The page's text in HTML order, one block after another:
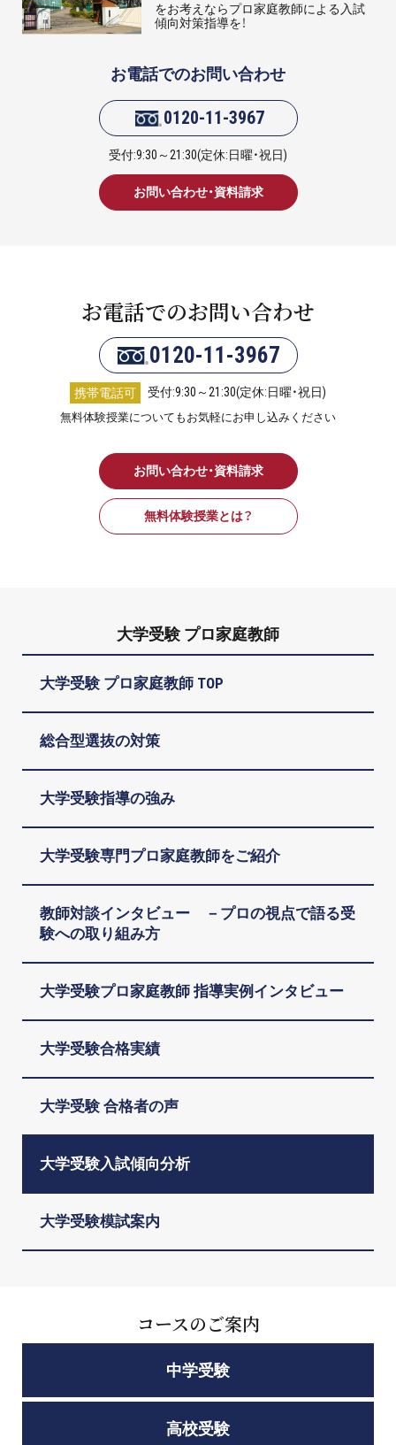
をお考えならプロ家庭教師による入試
傾向対策指導を！
お電話でのお問い合わせ
0120-11-3967
受付:9:30～21:30(定休:日曜・祝日)
お問い合わせ・資料請求
お電話でのお問い合わせ
0120-11-3967
携帯電話可 受付:9:30～21:30(定休:日曜・祝日)
無料体験授業についてもお気軽にお申し込みください
お問い合わせ・資料請求
無料体験授業とは？
大学受験 プロ家庭教師
大学受験 プロ家庭教師 TOP
総合型選抜の対策
大学受験指導の強み
大学受験専門プロ家庭教師をご紹介
教師対談インタビュー －プロの視点で語る受
験への取り組み方
大学受験プロ家庭教師 指導実例インタビュー
大学受験合格実績
大学受験 合格者の声
大学受験入試傾向分析
大学受験模試案内
コースのご案内
中学受験
高校受験